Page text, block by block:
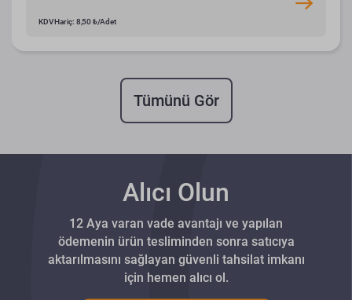
KDV Hariç: 8,50 ₺/Adet
Tümünü Gör
Alıcı Olun
12 Aya varan vade avantajı ve yapılan
ödemenin ürün tesliminden sonra satıcıya
aktarılmasını sağlayan güvenli tahsilat imkanı
için hemen alıcı ol.